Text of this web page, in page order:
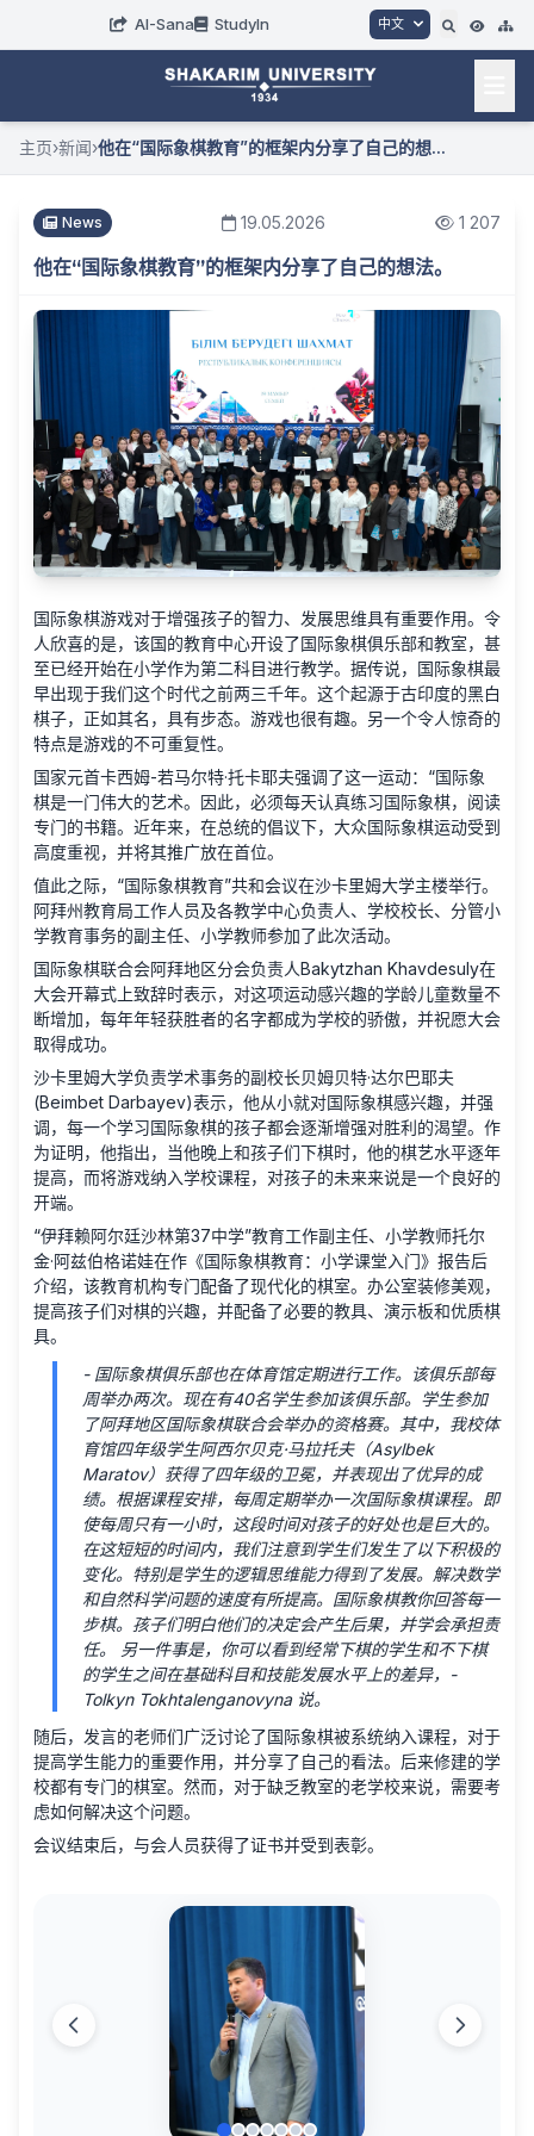
AI-Sana StudyIn 中文
主页›新闻›他在“国际象棋教育”的框架内分享了自己的想...
News 19.05.2026 1 207
他在“国际象棋教育”的框架内分享了自己的想法。
国际象棋游戏对于增强孩子的智力、发展思维具有重要作用。令
人欣喜的是，该国的教育中心开设了国际象棋俱乐部和教室，甚
至已经开始在小学作为第二科目进行教学。据传说，国际象棋最
早出现于我们这个时代之前两三千年。这个起源于古印度的黑白
棋子，正如其名，具有步态。游戏也很有趣。另一个令人惊奇的
特点是游戏的不可重复性。
国家元首卡西姆-若马尔特·托卡耶夫强调了这一运动：“国际象
棋是一门伟大的艺术。因此，必须每天认真练习国际象棋，阅读
专门的书籍。近年来，在总统的倡议下，大众国际象棋运动受到
高度重视，并将其推广放在首位。
值此之际，“国际象棋教育”共和会议在沙卡里姆大学主楼举行。
阿拜州教育局工作人员及各教学中心负责人、学校校长、分管小
学教育事务的副主任、小学教师参加了此次活动。
国际象棋联合会阿拜地区分会负责人Bakytzhan Khavdesuly在
大会开幕式上致辞时表示，对这项运动感兴趣的学龄儿童数量不
断增加，每年年轻获胜者的名字都成为学校的骄傲，并祝愿大会
取得成功。
沙卡里姆大学负责学术事务的副校长贝姆贝特·达尔巴耶夫
(Beimbet Darbayev)表示，他从小就对国际象棋感兴趣，并强
调，每一个学习国际象棋的孩子都会逐渐增强对胜利的渴望。作
为证明，他指出，当他晚上和孩子们下棋时，他的棋艺水平逐年
提高，而将游戏纳入学校课程，对孩子的未来来说是一个良好的
开端。
“伊拜赖阿尔廷沙林第37中学”教育工作副主任、小学教师托尔
金·阿兹伯格诺娃在作《国际象棋教育：小学课堂入门》报告后
介绍，该教育机构专门配备了现代化的棋室。办公室装修美观，
提高孩子们对棋的兴趣，并配备了必要的教具、演示板和优质棋
具。
- 国际象棋俱乐部也在体育馆定期进行工作。该俱乐部每
周举办两次。现在有40名学生参加该俱乐部。学生参加
了阿拜地区国际象棋联合会举办的资格赛。其中，我校体
育馆四年级学生阿西尔贝克·马拉托夫（Asylbek
Maratov）获得了四年级的卫冕，并表现出了优异的成
绩。根据课程安排，每周定期举办一次国际象棋课程。即
使每周只有一小时，这段时间对孩子的好处也是巨大的。
在这短短的时间内，我们注意到学生们发生了以下积极的
变化。特别是学生的逻辑思维能力得到了发展。解决数学
和自然科学问题的速度有所提高。国际象棋教你回答每一
步棋。孩子们明白他们的决定会产生后果，并学会承担责
任。 另一件事是，你可以看到经常下棋的学生和不下棋
的学生之间在基础科目和技能发展水平上的差异，
-
Tolkyn Tokhtalenganovyna 说。
随后，发言的老师们广泛讨论了国际象棋被系统纳入课程，对于
提高学生能力的重要作用，并分享了自己的看法。后来修建的学
校都有专门的棋室。然而，对于缺乏教室的老学校来说，需要考
虑如何解决这个问题。
会议结束后，与会人员获得了证书并受到表彰。